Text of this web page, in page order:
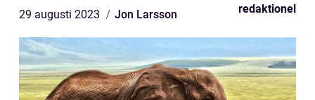
29 augusti 2023 Jon Larsson redaktionel